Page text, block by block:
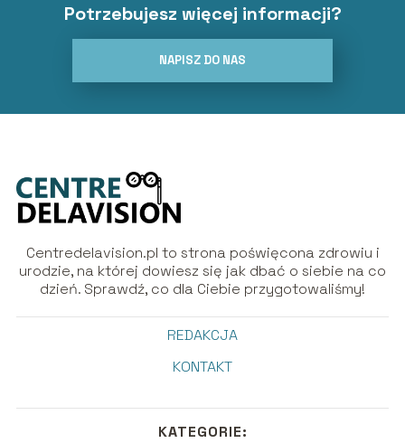
Potrzebujesz więcej informacji?
NAPISZ DO NAS
Centredelavision.pl to strona poświęcona zdrowiu i
urodzie, na której dowiesz się jak dbać o siebie na co
dzień. Sprawdź, co dla Ciebie przygotowaliśmy!
REDAKCJA
KONTAKT
KATEGORIE: